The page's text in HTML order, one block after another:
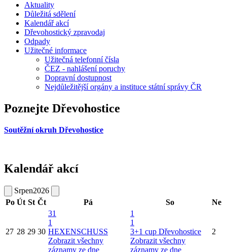
Aktuality
Důležitá sdělení
Kalendář akcí
Dřevohostický zpravodaj
Odpady
Užitečné informace
Užitečná telefonní čísla
ČEZ - nahlášení poruchy
Dopravní dostupnost
Nejdůležitější orgány a instituce státní správy ČR
Poznejte Dřevohostice
Soutěžní okruh Dřevohostice
Kalendář akcí
Srpen2026
Po Út St Čt Pá So Ne
27 28 29 30
31
1
HEXENSCHUSS
Zobrazit všechny
záznamy ze dne
1
1
3+1 cup Dřevohostice
Zobrazit všechny
záznamy ze dne
2